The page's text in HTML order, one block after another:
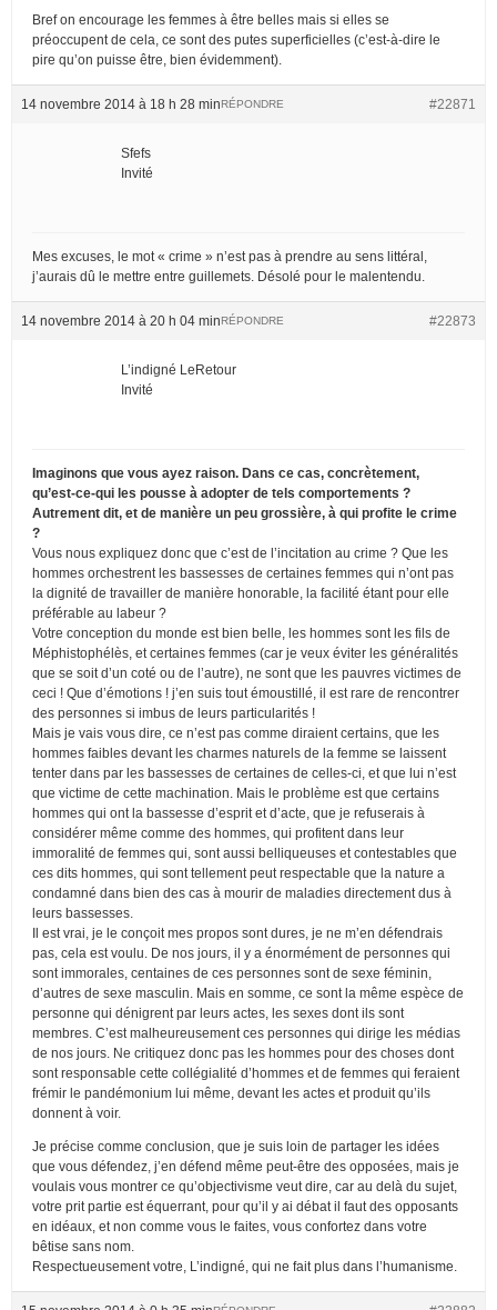
Bref on encourage les femmes à être belles mais si elles se
préoccupent de cela, ce sont des putes superficielles (c’est-à-dire le
pire qu’on puisse être, bien évidemment).
14 novembre 2014 à 18 h 28 min #22871
RÉPONDRE
Sfefs
Invité
Mes excuses, le mot « crime » n’est pas à prendre au sens littéral,
j’aurais dû le mettre entre guillemets. Désolé pour le malentendu.
14 novembre 2014 à 20 h 04 min #22873
RÉPONDRE
L’indigné LeRetour
Invité
Imaginons que vous ayez raison. Dans ce cas, concrètement,
qu’est-ce-qui les pousse à adopter de tels comportements ?
Autrement dit, et de manière un peu grossière, à qui profite le crime
?
Vous nous expliquez donc que c’est de l’incitation au crime ? Que les
hommes orchestrent les bassesses de certaines femmes qui n’ont pas
la dignité de travailler de manière honorable, la facilité étant pour elle
préférable au labeur ?
Votre conception du monde est bien belle, les hommes sont les fils de
Méphistophélès, et certaines femmes (car je veux éviter les généralités
que se soit d’un coté ou de l’autre), ne sont que les pauvres victimes de
ceci ! Que d’émotions ! j’en suis tout émoustillé, il est rare de rencontrer
des personnes si imbus de leurs particularités !
Mais je vais vous dire, ce n’est pas comme diraient certains, que les
hommes faibles devant les charmes naturels de la femme se laissent
tenter dans par les bassesses de certaines de celles-ci, et que lui n’est
que victime de cette machination. Mais le problème est que certains
hommes qui ont la bassesse d’esprit et d’acte, que je refuserais à
considérer même comme des hommes, qui profitent dans leur
immoralité de femmes qui, sont aussi belliqueuses et contestables que
ces dits hommes, qui sont tellement peut respectable que la nature a
condamné dans bien des cas à mourir de maladies directement dus à
leurs bassesses.
Il est vrai, je le conçoit mes propos sont dures, je ne m’en défendrais
pas, cela est voulu. De nos jours, il y a énormément de personnes qui
sont immorales, centaines de ces personnes sont de sexe féminin,
d’autres de sexe masculin. Mais en somme, ce sont la même espèce de
personne qui dénigrent par leurs actes, les sexes dont ils sont
membres. C’est malheureusement ces personnes qui dirige les médias
de nos jours. Ne critiquez donc pas les hommes pour des choses dont
sont responsable cette collégialité d’hommes et de femmes qui feraient
frémir le pandémonium lui même, devant les actes et produit qu’ils
donnent à voir.
Je précise comme conclusion, que je suis loin de partager les idées
que vous défendez, j’en défend même peut-être des opposées, mais je
voulais vous montrer ce qu’objectivisme veut dire, car au delà du sujet,
votre prit partie est équerrant, pour qu’il y ai débat il faut des opposants
en idéaux, et non comme vous le faites, vous confortez dans votre
bêtise sans nom.
Respectueusement votre, L’indigné, qui ne fait plus dans l’humanisme.